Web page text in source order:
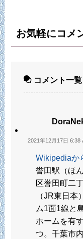
お気軽にコメ
コメント一覧
2021年12月17日 6:38
Wikipediaか
誉田駅（ほ
区誉田町二
（JR東日
ム1面1線と
ホームを有
つ。千葉市